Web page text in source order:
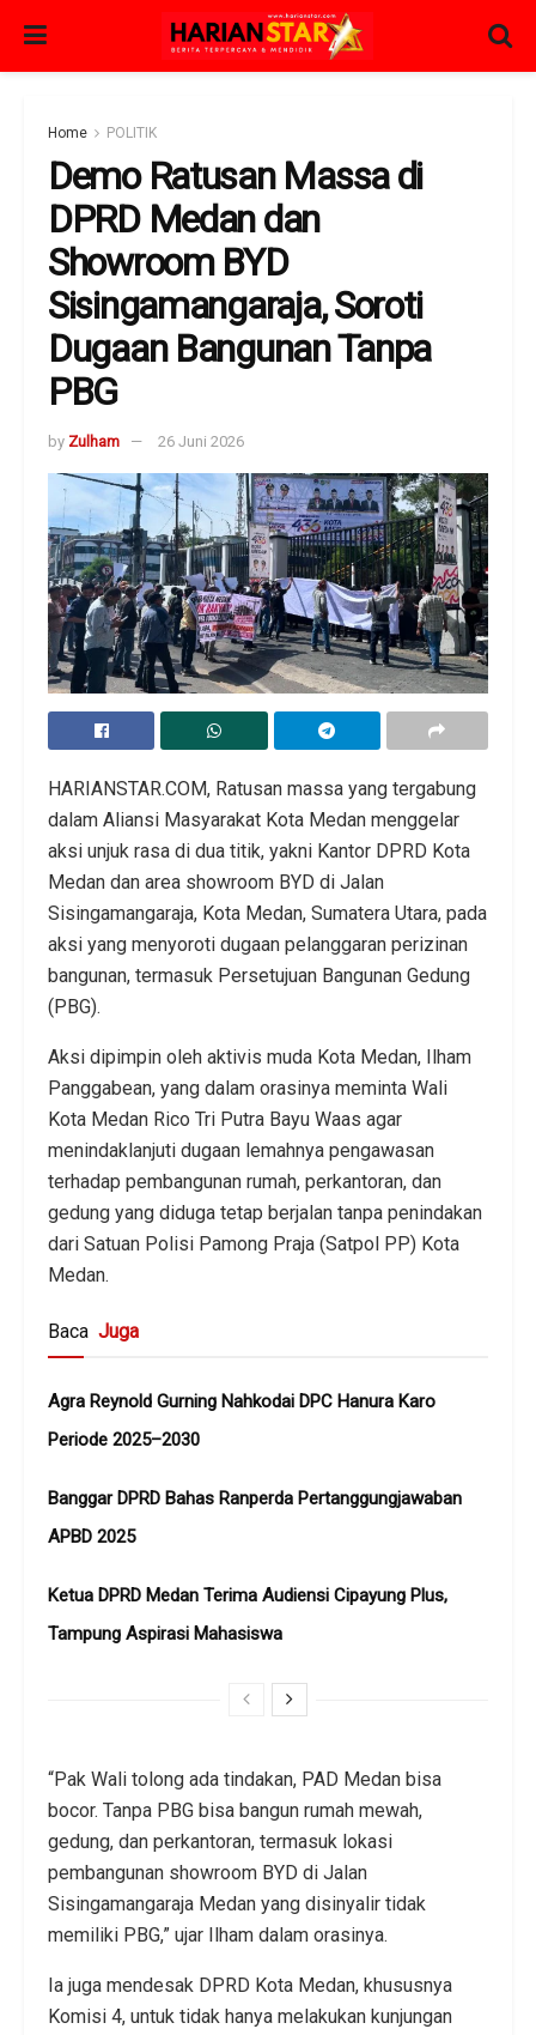
Home POLITIK
Demo Ratusan Massa di
DPRD Medan dan
Showroom BYD
Sisingamangaraja, Soroti
Dugaan Bangunan Tanpa
PBG
by Zulham 26 Juni 2026
HARIANSTAR.COM, Ratusan massa yang tergabung
dalam Aliansi Masyarakat Kota Medan menggelar
aksi unjuk rasa di dua titik, yakni Kantor DPRD Kota
Medan dan area showroom BYD di Jalan
Sisingamangaraja, Kota Medan, Sumatera Utara, pada
aksi yang menyoroti dugaan pelanggaran perizinan
bangunan, termasuk Persetujuan Bangunan Gedung
(PBG).
Aksi dipimpin oleh aktivis muda Kota Medan, Ilham
Panggabean, yang dalam orasinya meminta Wali
Kota Medan Rico Tri Putra Bayu Waas agar
menindaklanjuti dugaan lemahnya pengawasan
terhadap pembangunan rumah, perkantoran, dan
gedung yang diduga tetap berjalan tanpa penindakan
dari Satuan Polisi Pamong Praja (Satpol PP) Kota
Medan.
Baca Juga
Agra Reynold Gurning Nahkodai DPC Hanura Karo
Periode 2025–2030
Banggar DPRD Bahas Ranperda Pertanggungjawaban
APBD 2025
Ketua DPRD Medan Terima Audiensi Cipayung Plus,
Tampung Aspirasi Mahasiswa
“Pak Wali tolong ada tindakan, PAD Medan bisa
bocor. Tanpa PBG bisa bangun rumah mewah,
gedung, dan perkantoran, termasuk lokasi
pembangunan showroom BYD di Jalan
Sisingamangaraja Medan yang disinyalir tidak
memiliki PBG,” ujar Ilham dalam orasinya.
Ia juga mendesak DPRD Kota Medan, khususnya
Komisi 4, untuk tidak hanya melakukan kunjungan